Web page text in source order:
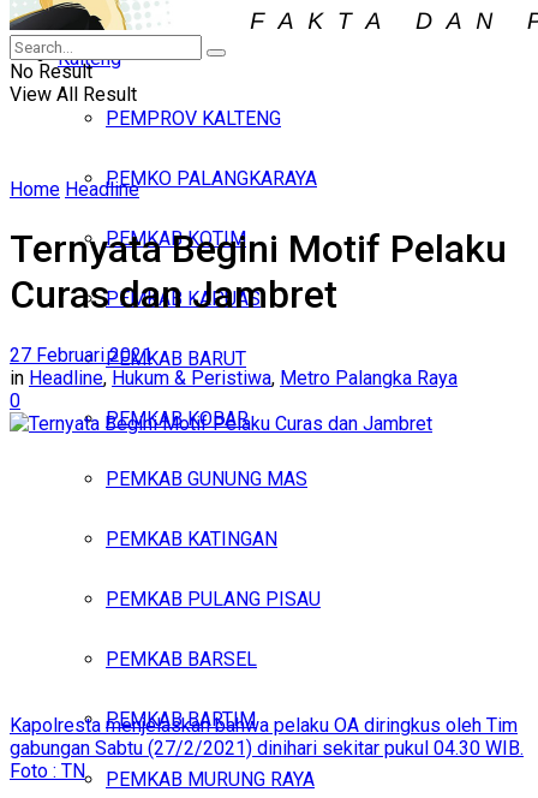
Iklan
Minggu, Agustus 9, 2026
Kalteng
PEMPROV KALTENG
PEMKO PALANGKARAYA
PEMKAB KOTIM
PEMKAB KAPUAS
PEMKAB BARUT
PEMKAB KOBAR
PEMKAB GUNUNG MAS
PEMKAB KATINGAN
PEMKAB PULANG PISAU
PEMKAB BARSEL
PEMKAB BARTIM
PEMKAB MURUNG RAYA
No Result
View All Result
Home Headline
Ternyata Begini Motif Pelaku
Curas dan Jambret
27 Februari 2021
in Headline, Hukum & Peristiwa, Metro Palangka Raya
0
Kapolresta menjelaskan bahwa pelaku OA diringkus oleh Tim
gabungan Sabtu (27/2/2021) dinihari sekitar pukul 04.30 WIB.
Foto : TN